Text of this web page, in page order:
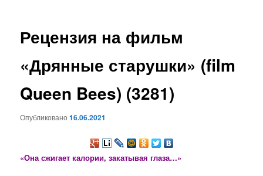
основному
Рецензия на фильм
«Дрянные старушки» (film
Queen Bees) (3281)
Опубликовано16.06.2021
«Она сжигает калории, закатывая глаза…»